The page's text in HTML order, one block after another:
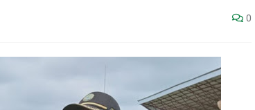
0